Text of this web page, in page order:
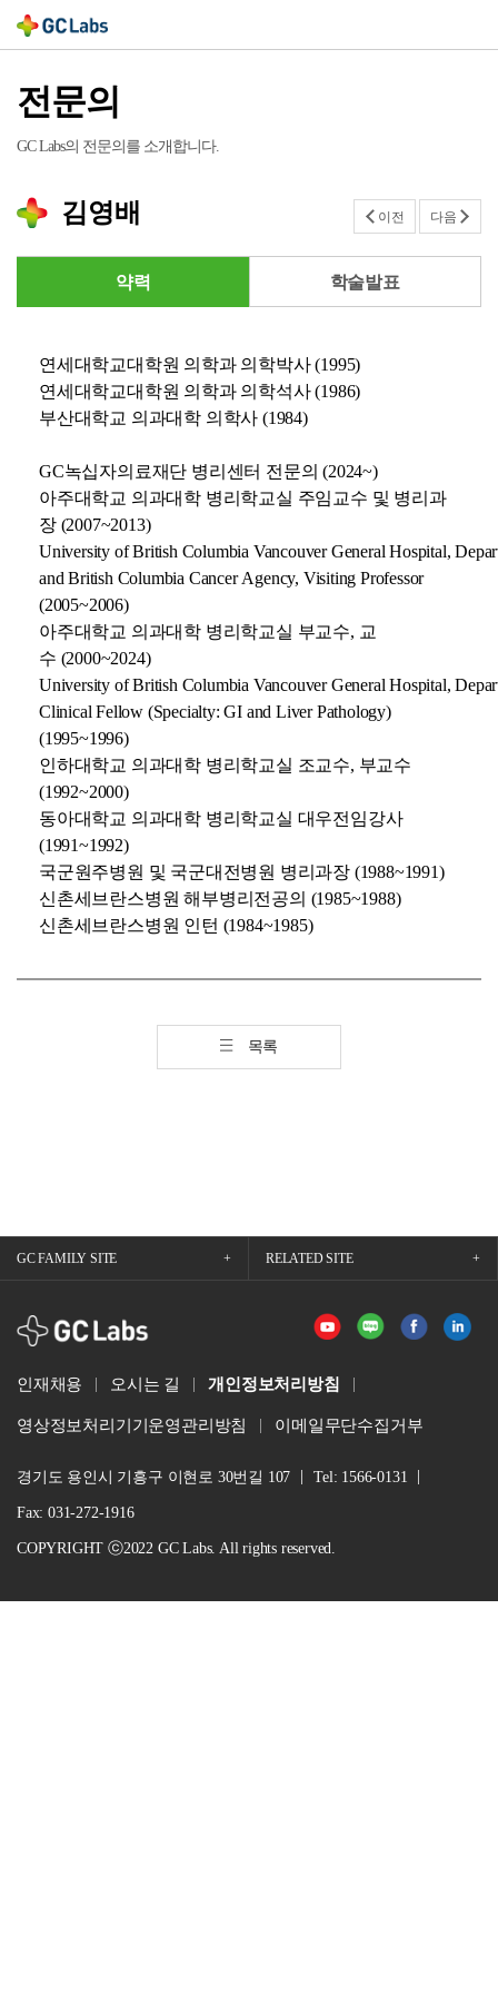
전문의
GC Labs의 전문의를 소개합니다.
김영배 이전 다음
약력 학술발표
연세대학교대학원 의학과 의학박사 (1995)
연세대학교대학원 의학과 의학석사(1986)
부산대학교 의과대학 의학사 (1984)
GC녹십자의료재단 병리센터 전문의 (2024~)
아주대학교 의과대학 병리학교실 주임교수 및 병리과
장 (2007~2013)
University of British Columbia Vancouver General Hospital,
and British Columbia Cancer Agency, Visiting Professor
(2005~2006)
아주대학교 의과대학 병리학교실 부교수, 교
수 (2000~2024)
University of British Columbia Vancouver General Hospital,
Clinical Fellow (Specialty: GI and Liver Pathology)
(1995~1996)
인하대학교 의과대학 병리학교실 조교수, 부교수
(1992~2000)
동아대학교 의과대학 병리학교실 대우전임강사
(1991~1992)
국군원주병원 및 국군대전병원 병리과장 (1988~1991)
신촌세브란스병원 해부병리전공의 (1985~1988)
신촌세브란스병원 인턴 (1984~1985)
목록
GC FAMILY SITE RELATED SITE
GCLabs
인재채용 오시는 길 개인정보처리방침
영상정보처리기기운영관리방침 이메일무단수집거부
경기도 용인시 기흥구 이현로 30번길 107 Tel: 1566-0131
Fax: 031-272-1916
COPYRIGHT ⓒ2022 GC Labs. All rights reserved.